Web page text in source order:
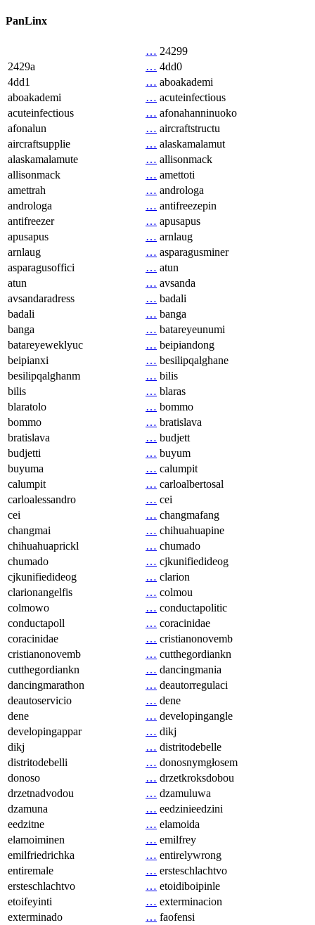
PanLinx
… 24299
2429a
… 4dd0
4dd1
… aboakademi
aboakademi
… acuteinfectious
acuteinfectious
… afonahanninuoko
afonalun
… aircraftstructu
aircraftsupplie
… alaskamalamut
alaskamalamute
… allisonmack
allisonmack
… amettoti
amettrah
… androloga
androloga
… antifreezepin
antifreezer
… apusapus
apusapus
… arnlaug
arnlaug
… asparagusminer
asparagusoffici
… atun
atun
… avsanda
avsandaradress
… badali
badali
… banga
banga
… batareyeunumi
batareyeweklyuc
… beipiandong
beipianxi
… besilipqalghane
besilipqalghanm
… bilis
bilis
… blaras
blaratolo
… bommo
bommo
… bratislava
bratislava
… budjett
budjetti
… buyum
buyuma
… calumpit
calumpit
… carloalbertosal
carloalessandro
… cei
cei
… changmafang
changmai
… chihuahuapine
chihuahuaprickl
… chumado
chumado
… cjkunifiedideog
cjkunifiedideog
… clarion
clarionangelfis
… colmou
colmowo
… conductapolitic
conductapoll
… coracinidae
coracinidae
… cristianonovemb
cristianonovemb
… cutthegordiankn
cutthegordiankn
… dancingmania
dancingmarathon
… deautorregulaci
deautoservicio
… dene
dene
… developingangle
developingappar
… dikj
dikj
… distritodebelle
distritodebelli
… donosnymgłosem
donoso
… drzetkroksdobou
drzetnadvodou
… dzamuluwa
dzamuna
… eedzinieedzini
eedzitne
… elamoida
elamoiminen
… emilfrey
emilfriedrichka
… entirelywrong
entiremale
… ersteschlachtvo
ersteschlachtvo
… etoidiboipinle
etoifeyinti
… exterminacion
exterminado
… faofensi